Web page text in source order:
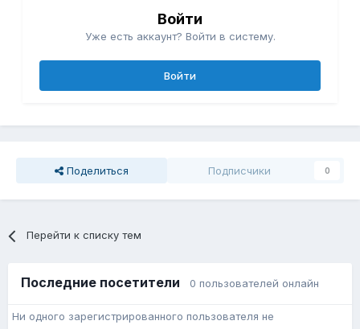
Войти
Уже есть аккаунт? Войти в систему.
Войти
Поделиться Подписчики 0
Перейти к списку тем
Последние посетители 0 пользователей онлайн
Ни одного зарегистрированного пользователя не